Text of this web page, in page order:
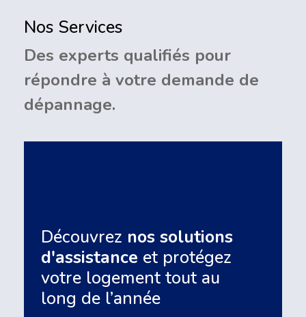
Nos Services
Des experts qualifiés pour
répondre à votre demande de
dépannage.
Découvrez nos solutions
d'assistance et protégez
votre logement tout au
long de l’année